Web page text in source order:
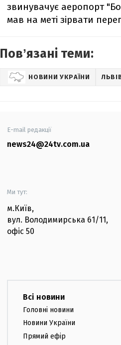
звинувачує аеропорт
мав на меті зірвати
Повʼязані теми:
НОВИНИ УКРАЇНИ
E-mail редакції
news24@24tv.com.ua
Ми тут:
м.Київ,
вул. Володимирська 61/11,
офіс 50
Всі новини
Головні новини
Новини України
Прямий ефір